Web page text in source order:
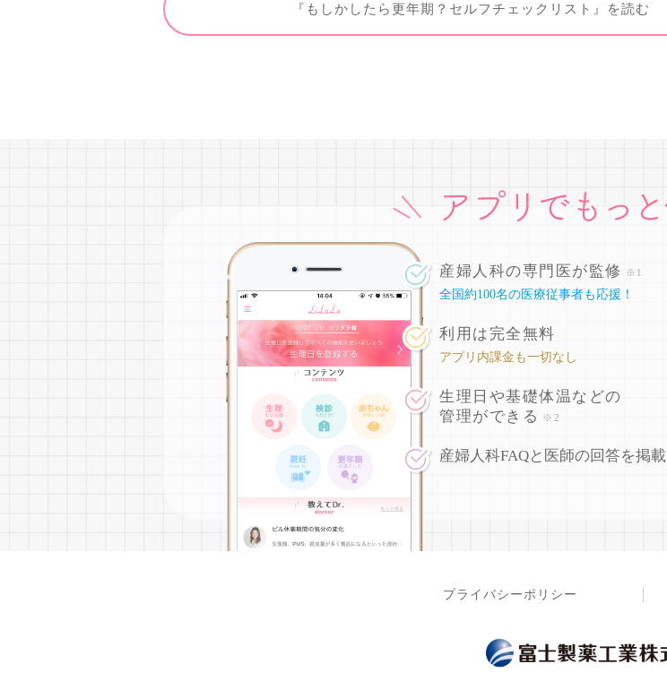
『もしかしたら更年期？セルフチェックリスト』を読む
産婦人科の専門医が監修 ※1
全国約100名の医療従事者も応援！
利用は完全無料
アプリ内課金も一切なし
生理日や基礎体温などの
管理ができる
※2
産婦人科FAQと医師の回答を掲載
プライバシーポリシー